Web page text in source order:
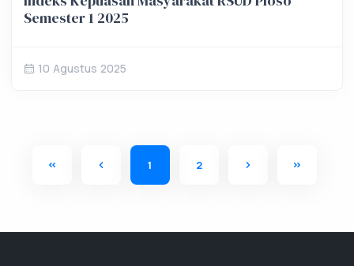
Semester 1 2025
10 Agustus 2025
1 2